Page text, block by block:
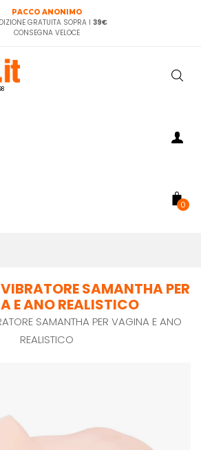
PACCO ANONIMO
GRATUITA SOPRA I 39€
CONSEGNA VELOCE
0
SAMANTHA PER
E ANO REALISTICO
SAMANTHA PER VAGINA E ANO
REALISTICO